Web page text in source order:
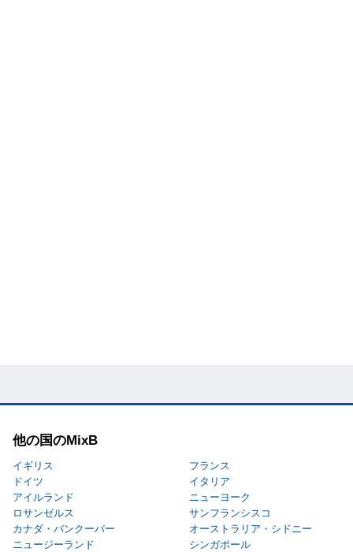
他の国のMixB
イギリス
フランス
ドイツ
イタリア
アイルランド
ニューヨーク
ロサンゼルス
サンフランシスコ
カナダ・バンクーバー
オーストラリア・シドニー
ニュージーランド
シンガポール